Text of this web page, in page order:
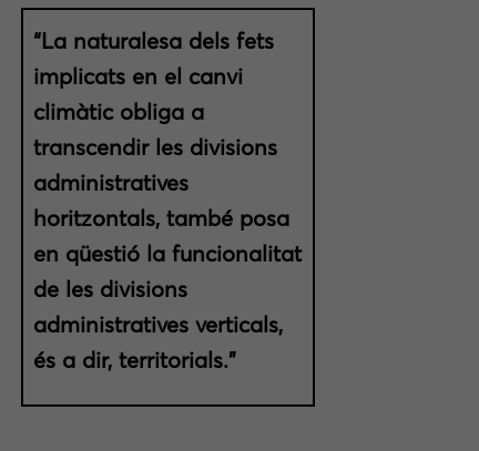
“La naturalesa dels fets
implicats en el canvi
climàtic obliga a
transcendir les divisions
administratives
horitzontals, també posa
en qüestió la funcionalitat
de les divisions
administratives verticals,
és a dir, territorials.”